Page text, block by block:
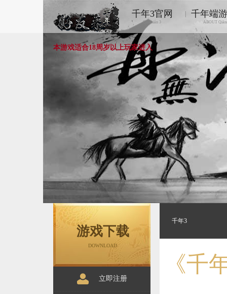
千年3官网
Qiānnián 3
千年端
ABOUT
本游戏适合18周岁以上玩家进入
游戏下载
DOWNLOAD
立即注册
千年3
《千